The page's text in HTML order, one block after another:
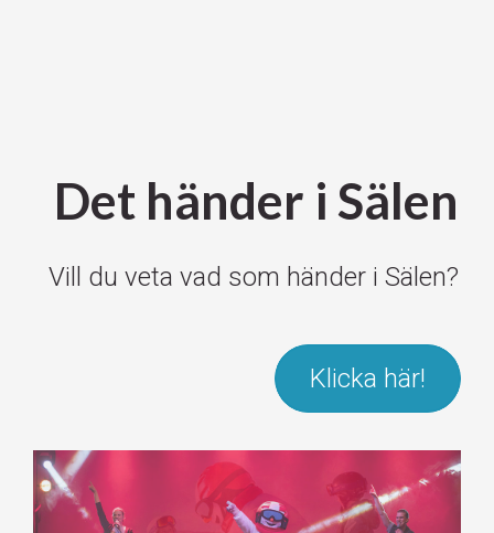
Det händer i Sälen
Vill du veta vad som händer i Sälen?
Klicka här!